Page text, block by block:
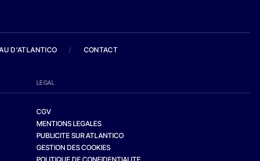
D'ATLANTICO / CONTACT
LEGAL
CGV
MENTIONS LEGALES
PUBLICITE SUR ATLANTICO
GESTION DES COOKIES
POLITIQUE DE CONFIDENTIALITE